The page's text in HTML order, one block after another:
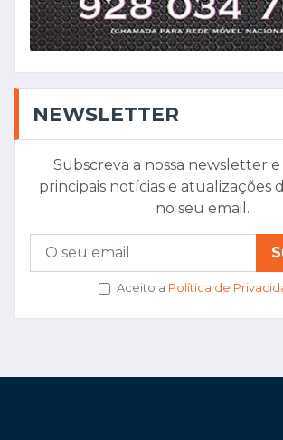
NEWSLETTER
Subscreva a nossa newsletter e
principais notícias e atualizações
no seu email.
Aceito a Política de